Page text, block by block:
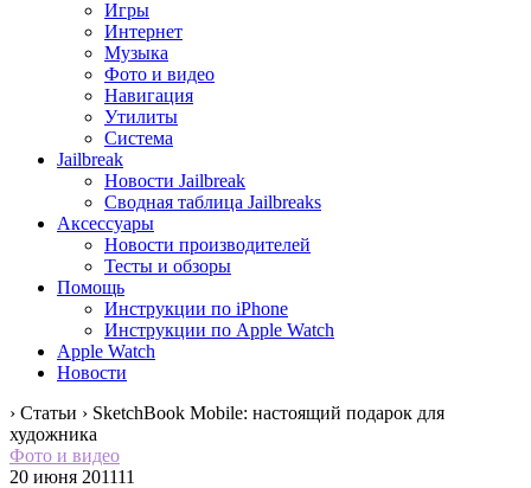
Игры
Интернет
Музыка
Фото и видео
Навигация
Утилиты
Система
Jailbreak
Новости Jailbreak
Сводная таблица Jailbreaks
Аксессуары
Новости производителей
Тесты и обзоры
Помощь
Инструкции по iPhone
Инструкции по Apple Watch
Apple Watch
Новости
› Статьи › SketchBook Mobile: настоящий подарок для
художника
Фото и видео
20 июня 201111